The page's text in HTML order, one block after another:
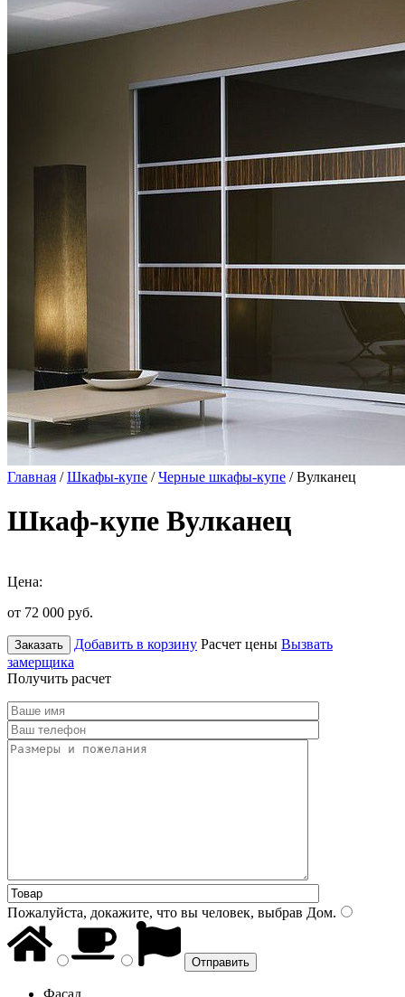
Главная /Шкафы-купе /Черные шкафы-купе / Вулканец
Шкаф-купе Вулканец
Цена:
от 72 000 руб.
Заказать Добавить в корзину Расчет цены Вызвать
замерщика
Получить расчет
Пожалуйста, докажите, что вы человек, выбрав Дом.
Фасад